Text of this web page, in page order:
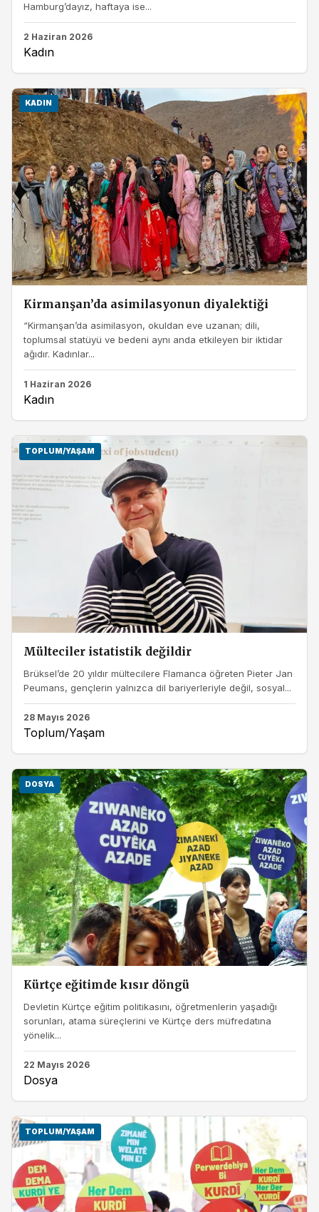
Hamburg’dayız, haftaya ise...
2 Haziran 2026
Kadın
KADIN
Kirmanşan’da asimilasyonun diyalektiği
“Kirmanşan’da asimilasyon, okuldan eve uzanan; dili,
toplumsal statüyü ve bedeni aynı anda etkileyen bir iktidar
ağıdır. Kadınlar...
1 Haziran 2026
Kadın
TOPLUM/YAŞAM
Mülteciler istatistik değildir
Brüksel’de 20 yıldır mültecilere Flamanca öğreten Pieter Jan
Peumans, gençlerin yalnızca dil bariyerleriyle değil, sosyal...
28 Mayıs 2026
Toplum/Yaşam
DOSYA
Kürtçe eğitimde kısır döngü
Devletin Kürtçe eğitim politikasını, öğretmenlerin yaşadığı
sorunları, atama süreçlerini ve Kürtçe ders müfredatına
yönelik...
22 Mayıs 2026
Dosya
TOPLUM/YAŞAM